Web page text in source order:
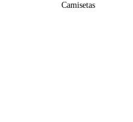
Camisetas